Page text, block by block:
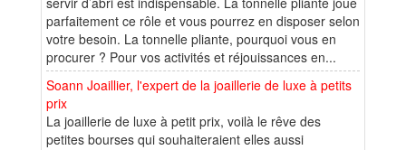
parfaitement ce rôle et vous pourrez en disposer selon
votre besoin. La tonnelle pliante, pourquoi vous en
procurer ? Pour vos activités et réjouissances en...
Soann Joaillier, l'expert de la joaillerie de luxe à petits
prix
La joaillerie de luxe à petit prix, voilà le rêve des
petites bourses qui souhaiteraient elles aussi